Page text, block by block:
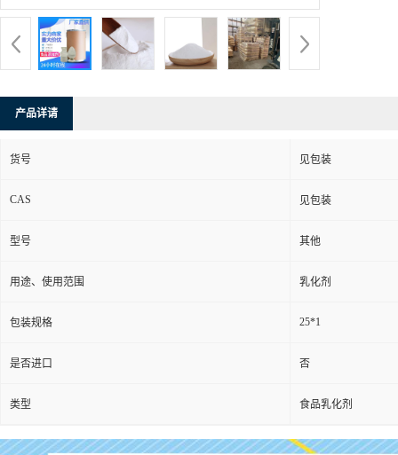
产品详请
货号 见包装
CAS 见包装
型号 其他
用途、使用范围 乳化剂
包装规格 25*1
是否进口 否
类型 食品乳化剂